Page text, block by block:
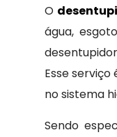
O
água,
Esse
no sistema
Sendo